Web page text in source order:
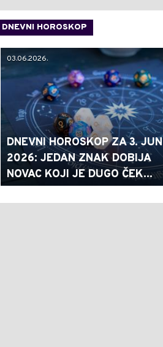
DNEVNI HOROSKOP
03.06.2026.
DNEVNI HOROSKOP ZA 3. JUN
2026: JEDAN ZNAK DOBIJA
NOVAC KOJI JE DUGO ČEK...